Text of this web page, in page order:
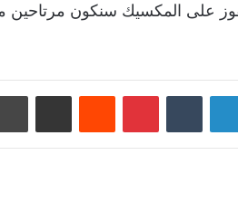
على المكسيك سنكون مرتاحين
لينكدإن بينتيريست